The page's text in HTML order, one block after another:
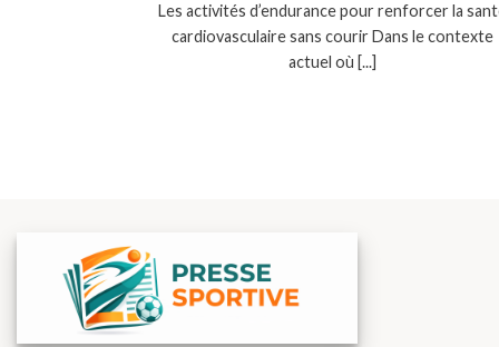
Les activités d’endurance pour renforcer la
cardiovasculaire sans courir Dans le contexte
actuel où [...]